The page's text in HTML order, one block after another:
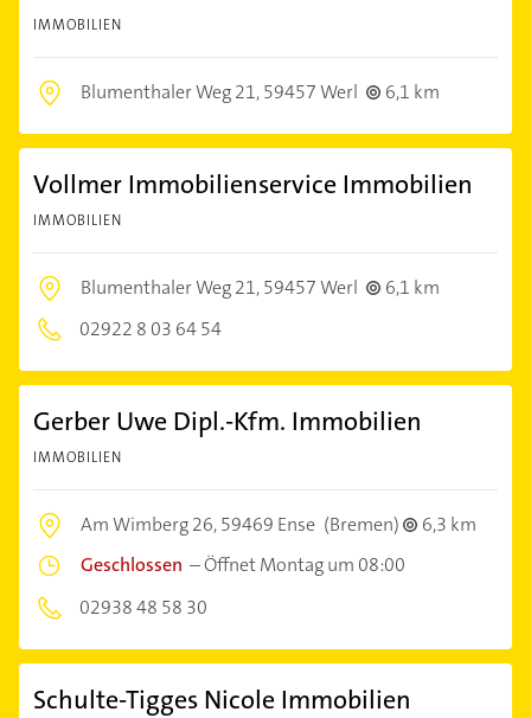
IMMOBILIEN
Blumenthaler Weg 21,59457 Werl 6,1 km
Vollmer Immobilienservice Immobilien
IMMOBILIEN
Blumenthaler Weg 21,59457 Werl
6,1 km
02922 8 03 64 54
Gerber Uwe Dipl.-Kfm. Immobilien
IMMOBILIEN
Am Wimberg 26,59469 Ense (Bremen)
6,3 km
Geschlossen –Öffnet Montag um 08:00
02938 48 58 30
Schulte-Tigges Nicole Immobilien